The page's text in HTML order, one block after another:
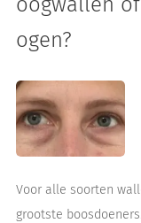
ogen?
Voor alle soorten
grootste boosdoeners.